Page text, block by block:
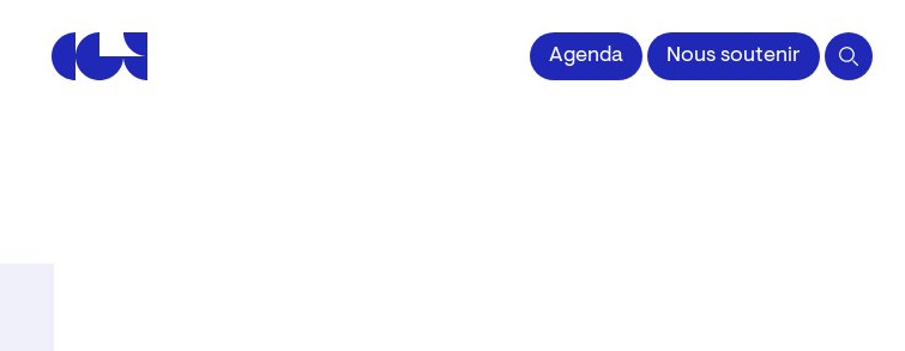
Centre de la Gravure et de l'Image impriméeAgenda Nous soutenir